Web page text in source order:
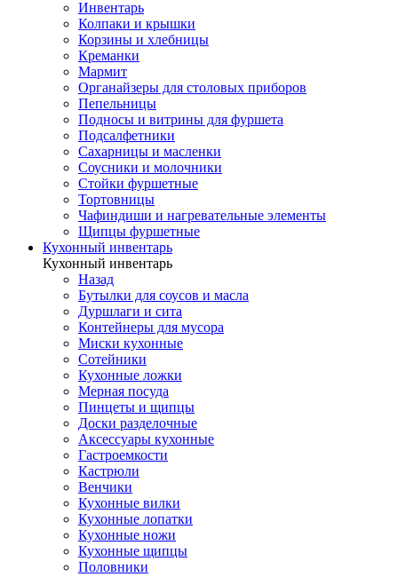
Инвентарь
Колпаки и крышки
Корзины и хлебницы
Креманки
Мармит
Органайзеры для столовых приборов
Пепельницы
Подносы и витрины для фуршета
Подсалфетники
Сахарницы и масленки
Соусники и молочники
Стойки фуршетные
Тортовницы
Чафиндиши и нагревательные элементы
Щипцы фуршетные
Кухонный инвентарь
Кухонный инвентарь
Назад
Бутылки для соусов и масла
Дуршлаги и сита
Контейнеры для мусора
Миски кухонные
Сотейники
Кухонные ложки
Мерная посуда
Пинцеты и щипцы
Доски разделочные
Аксессуары кухонные
Гастроемкости
Кастрюли
Венчики
Кухонные вилки
Кухонные лопатки
Кухонные ножи
Кухонные щипцы
Половники